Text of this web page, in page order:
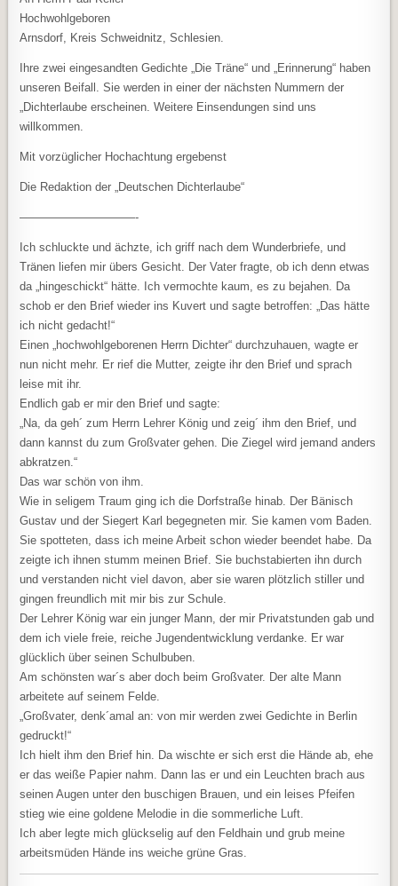
Hochwohlgeboren
Arnsdorf, Kreis Schweidnitz, Schlesien.
Ihre zwei eingesandten Gedichte „Die Träne“ und „Erinnerung“ haben
unseren Beifall. Sie werden in einer der nächsten Nummern der
„Dichterlaube erscheinen. Weitere Einsendungen sind uns
willkommen.
Mit vorzüglicher Hochachtung ergebenst
Die Redaktion der „Deutschen Dichterlaube“
——————————-
Ich schluckte und ächzte, ich griff nach dem Wunderbriefe, und
Tränen liefen mir übers Gesicht. Der Vater fragte, ob ich denn etwas
da „hingeschickt“ hätte. Ich vermochte kaum, es zu bejahen. Da
schob er den Brief wieder ins Kuvert und sagte betroffen: „Das hätte
ich nicht gedacht!“
Einen „hochwohlgeborenen Herrn Dichter“ durchzuhauen, wagte er
nun nicht mehr. Er rief die Mutter, zeigte ihr den Brief und sprach
leise mit ihr.
Endlich gab er mir den Brief und sagte:
„Na, da geh´ zum Herrn Lehrer König und zeig´ ihm den Brief, und
dann kannst du zum Großvater gehen. Die Ziegel wird jemand anders
abkratzen.“
Das war schön von ihm.
Wie in seligem Traum ging ich die Dorfstraße hinab. Der Bänisch
Gustav und der Siegert Karl begegneten mir. Sie kamen vom Baden.
Sie spotteten, dass ich meine Arbeit schon wieder beendet habe. Da
zeigte ich ihnen stumm meinen Brief. Sie buchstabierten ihn durch
und verstanden nicht viel davon, aber sie waren plötzlich stiller und
gingen freundlich mit mir bis zur Schule.
Der Lehrer König war ein junger Mann, der mir Privatstunden gab und
dem ich viele freie, reiche Jugendentwicklung verdanke. Er war
glücklich über seinen Schulbuben.
Am schönsten war´s aber doch beim Großvater. Der alte Mann
arbeitete auf seinem Felde.
„Großvater, denk´amal an: von mir werden zwei Gedichte in Berlin
gedruckt!“
Ich hielt ihm den Brief hin. Da wischte er sich erst die Hände ab, ehe
er das weiße Papier nahm. Dann las er und ein Leuchten brach aus
seinen Augen unter den buschigen Brauen, und ein leises Pfeifen
stieg wie eine goldene Melodie in die sommerliche Luft.
Ich aber legte mich glückselig auf den Feldhain und grub meine
arbeitsmüden Hände ins weiche grüne Gras.